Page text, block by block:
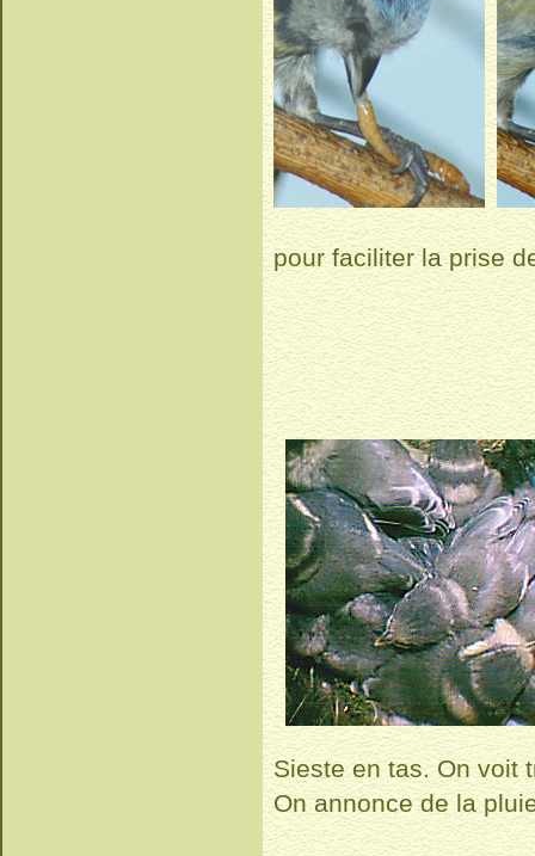
pour faciliter la prise
Sieste en tas. On voit
On annonce de la